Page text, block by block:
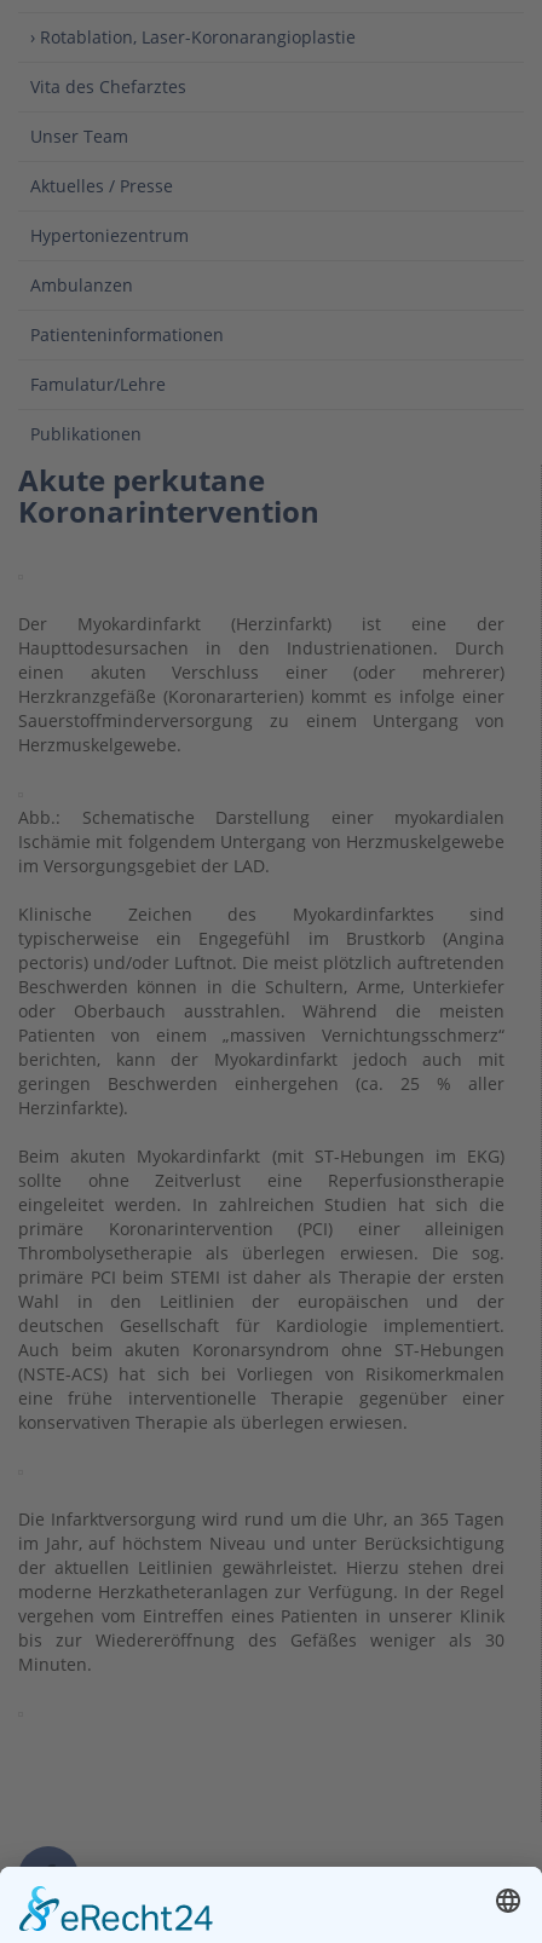
› Rotablation, Laser-Koronarangioplastie
Vita des Chefarztes
Unser Team
Aktuelles / Presse
Hypertoniezentrum
Ambulanzen
Patienteninformationen
Famulatur/Lehre
Publikationen
Akute perkutane
Koronarintervention
Der Myokardinfarkt (Herzinfarkt) ist eine der
Haupttodesursachen in den Industrienationen. Durch
einen akuten Verschluss einer (oder mehrerer)
Herzkranzgefäße (Koronararterien) kommt es infolge einer
Sauerstoffminderversorgung zu einem Untergang von
Herzmuskelgewebe.
Abb.: Schematische Darstellung einer myokardialen
Ischämie mit folgendem Untergang von Herzmuskelgewebe
im Versorgungsgebiet der LAD.
Klinische Zeichen des Myokardinfarktes sind
typischerweise ein Engegefühl im Brustkorb (Angina
pectoris) und/oder Luftnot. Die meist plötzlich auftretenden
Beschwerden können in die Schultern, Arme, Unterkiefer
oder Oberbauch ausstrahlen. Während die meisten
Patienten von einem „massiven Vernichtungsschmerz“
berichten, kann der Myokardinfarkt jedoch auch mit
geringen Beschwerden einhergehen (ca. 25 % aller
Herzinfarkte).
Beim akuten Myokardinfarkt (mit ST-Hebungen im EKG)
sollte ohne Zeitverlust eine Reperfusionstherapie
eingeleitet werden. In zahlreichen Studien hat sich die
primäre Koronarintervention (PCI) einer alleinigen
Thrombolysetherapie als überlegen erwiesen. Die sog.
primäre PCI beim STEMI ist daher als Therapie der ersten
Wahl in den Leitlinien der europäischen und der
deutschen Gesellschaft für Kardiologie implementiert.
Auch beim akuten Koronarsyndrom ohne ST-Hebungen
(NSTE-ACS) hat sich bei Vorliegen von Risikomerkmalen
eine frühe interventionelle Therapie gegenüber einer
konservativen Therapie als überlegen erwiesen.
Die Infarktversorgung wird rund um die Uhr, an 365 Tagen
im Jahr, auf höchstem Niveau und unter Berücksichtigung
der aktuellen Leitlinien gewährleistet. Hierzu stehen drei
moderne Herzkatheteranlagen zur Verfügung. In der Regel
vergehen vom Eintreffen eines Patienten in unserer Klinik
bis zur Wiedereröffnung des Gefäßes weniger als 30
Minuten.